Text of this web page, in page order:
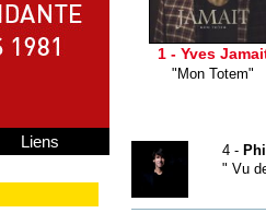
Liens
1 - Yves
"Mon Totem"
4 -
" Vu